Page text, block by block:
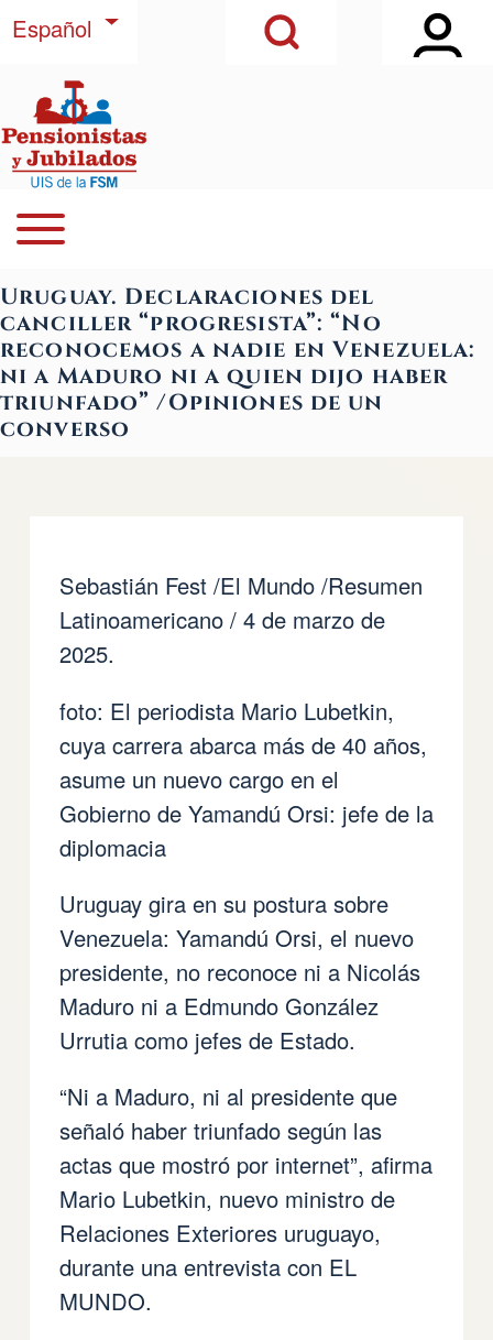
Pasar al contenido principal
Close Search Block
Buscar
Open Sidebar
Open Search Block
Español Lista adicional de acciones
Navegación principal
Open or Close horizontal Main Menu
Uruguay. Declaraciones del
canciller “progresista”: “No
reconocemos a nadie en Venezuela:
ni a Maduro ni a quien dijo haber
triunfado” /Opiniones de un
converso
Sebastián Fest /El Mundo /Resumen
Latinoamericano / 4 de marzo de
2025.
foto: El periodista Mario Lubetkin,
cuya carrera abarca más de 40 años,
asume un nuevo cargo en el
Gobierno de Yamandú Orsi: jefe de la
diplomacia
Uruguay gira en su postura sobre
Venezuela: Yamandú Orsi, el nuevo
presidente, no reconoce ni a Nicolás
Maduro ni a Edmundo González
Urrutia como jefes de Estado.
“Ni a Maduro, ni al presidente que
señaló haber triunfado según las
actas que mostró por internet”, afirma
Mario Lubetkin, nuevo ministro de
Relaciones Exteriores uruguayo,
durante una entrevista con EL
MUNDO.